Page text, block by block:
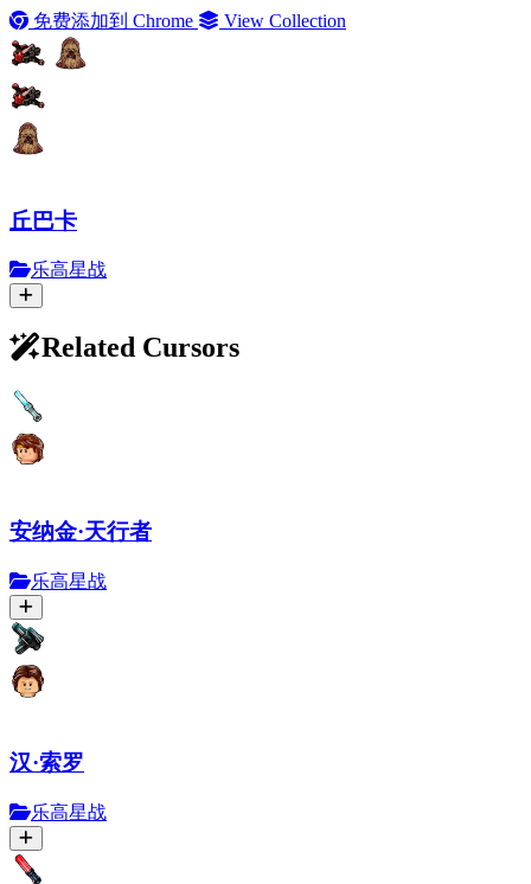
免费添加到 Chrome View Collection
丘巴卡
乐高星战
Related Cursors
安纳金·天行者
乐高星战
汉·索罗
乐高星战